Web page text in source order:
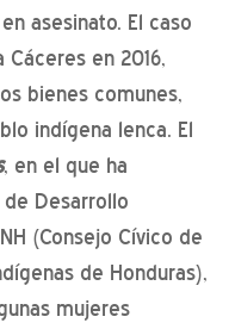
asesinato. El caso
en 2016,
bienes comunes,
indígena lenca. El
, en el que ha
Desarrollo
(Consejo Cívico de
de Honduras),
mujeres